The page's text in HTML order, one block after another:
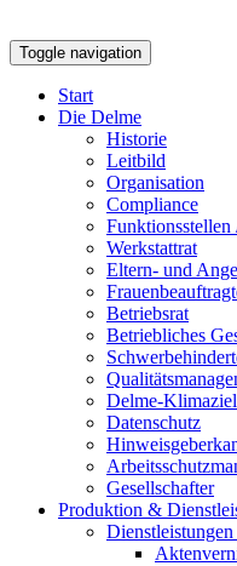
Toggle navigation
Start
Die Delme
Historie
Leitbild
Organisation
Compliance
Funktionsstellen
Werkstattrat
Eltern- und
Betriebsrat
Betriebliches
Delme-
Datenschutz
Gesellschafter
Produktion &